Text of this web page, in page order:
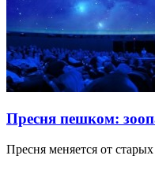
Пресня пешком:
Пресня меняется от